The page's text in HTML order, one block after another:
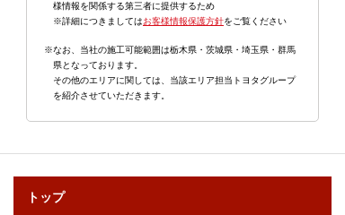
様情報を関係する第三者に提供するため
※詳細につきましてはお客様情報保護方針をご覧ください
※なお、当社の施工可能範囲は栃木県・茨城県・埼玉県・群馬
県となっております。
その他のエリアに関しては、当該エリア担当トヨタグループ
を紹介させていただきます。
トップ